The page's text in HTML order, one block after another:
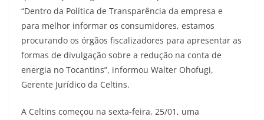
“Dentro da Política de Transparência da empresa e
para melhor informar os consumidores, estamos
procurando os órgãos fiscalizadores para apresentar as
formas de divulgação sobre a redução na conta de
energia no Tocantins”, informou Walter Ohofugi,
Gerente Jurídico da Celtins.
A Celtins começou na sexta-feira, 25/01, uma